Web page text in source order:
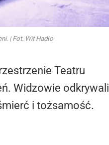
| Fot. Wit Hadło
Teatru
Widzowie odkrywali
i tożsamość.